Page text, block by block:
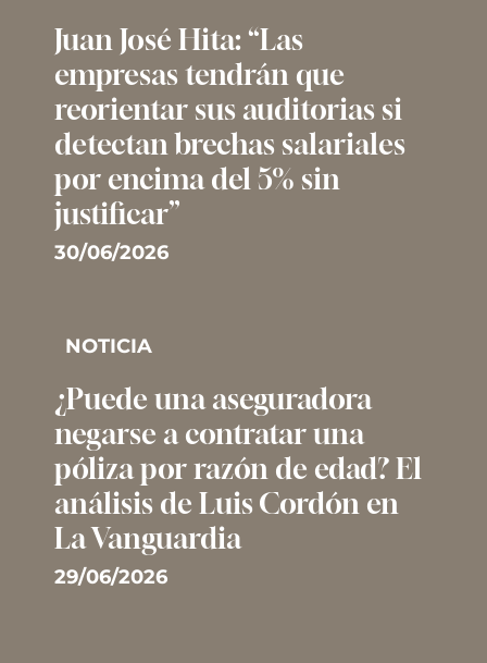
Juan José Hita: “Las
empresas tendrán que
reorientar sus auditorias si
detectan brechas salariales
por encima del 5% sin
justificar”
30/06/2026
NOTICIA
¿Puede una aseguradora
negarse a contratar una
póliza por razón de edad? El
análisis de Luis Cordón en
La Vanguardia
29/06/2026